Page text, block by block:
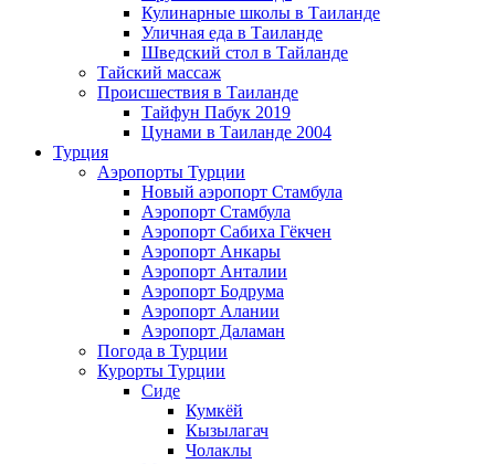
Кулинарные школы в Таиланде
Уличная еда в Таиланде
Шведский стол в Тайланде
Тайский массаж
Происшествия в Таиланде
Тайфун Пабук 2019
Цунами в Таиланде 2004
Турция
Аэропорты Турции
Новый аэропорт Стамбула
Аэропорт Стамбула
Аэропорт Сабиха Гёкчен
Аэропорт Анкары
Аэропорт Анталии
Аэропорт Бодрума
Аэропорт Алании
Аэропорт Даламан
Погода в Турции
Курорты Турции
Сиде
Кумкёй
Кызылагач
Чолаклы